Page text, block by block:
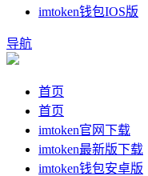
imtoken钱包IOS版
导航
首页
首页
imtoken官网下载
imtoken最新版下载
imtoken钱包安卓版